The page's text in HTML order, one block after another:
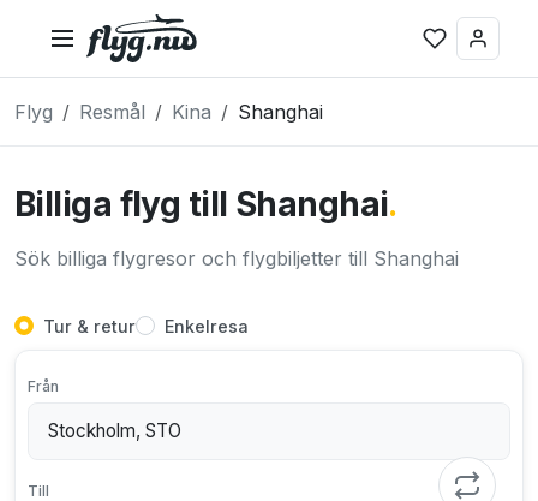
Flyg Resmål Kina Shanghai
Billiga flyg till Shanghai.
Sök billiga flygresor och flygbiljetter till Shanghai
Tur & retur Enkelresa
Från
Till